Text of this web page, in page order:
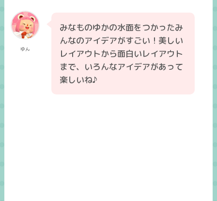
ゆん
みなものゆかの水面をつかったみ
んなのアイデアがすごい！美しい
レイアウトから面白いレイアウト
まで、いろんなアイデアがあって
楽しいね♪